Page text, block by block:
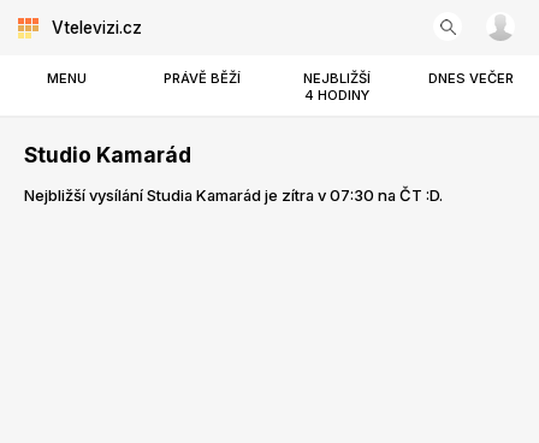
Vtelevizi.cz
MENU PRÁVĚ BĚŽÍ
NEJBLIŽŠÍ
4 HODINY
DNES VEČER
Studio Kamarád
Nejbližší vysílání Studia Kamarád je zítra v 07:30 na ČT :D.